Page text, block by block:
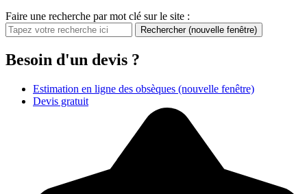
Faire une recherche par mot clé sur le site :
Rechercher (nouvelle fenêtre)
Besoin d'un devis ?
Estimation en ligne des obsèques (nouvelle fenêtre)
Devis gratuit